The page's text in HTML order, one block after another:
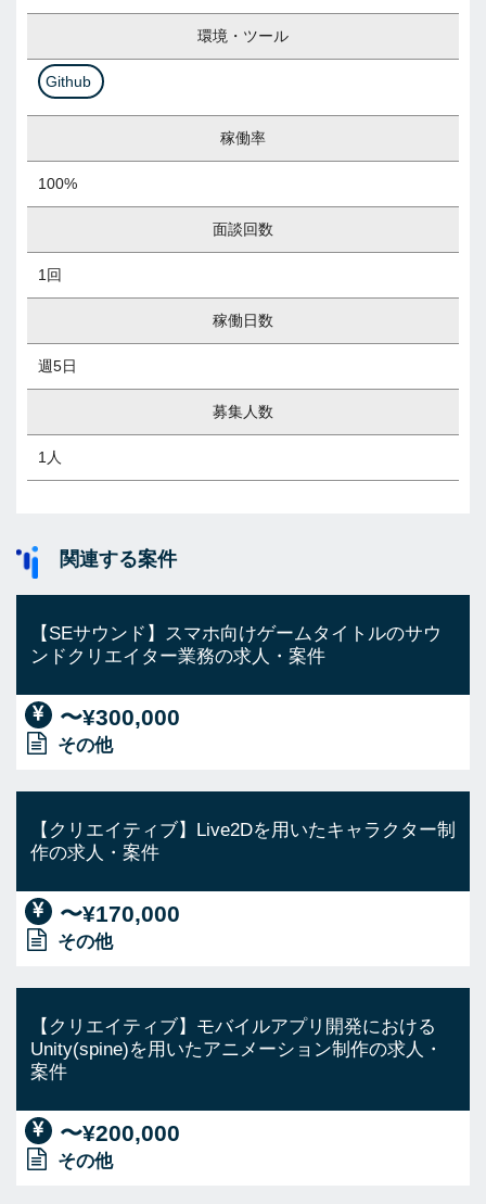
環境・ツール
Github
稼働率
100%
面談回数
1回
稼働日数
週5日
募集人数
1人
関連する案件
【SEサウンド】スマホ向けゲームタイトルのサウ
ンドクリエイター業務の求人・案件
〜¥300,000
その他
【クリエイティブ】Live2Dを用いたキャラクター制
作の求人・案件
〜¥170,000
その他
【クリエイティブ】モバイルアプリ開発における
Unity(spine)を用いたアニメーション制作の求人・
案件
〜¥200,000
その他